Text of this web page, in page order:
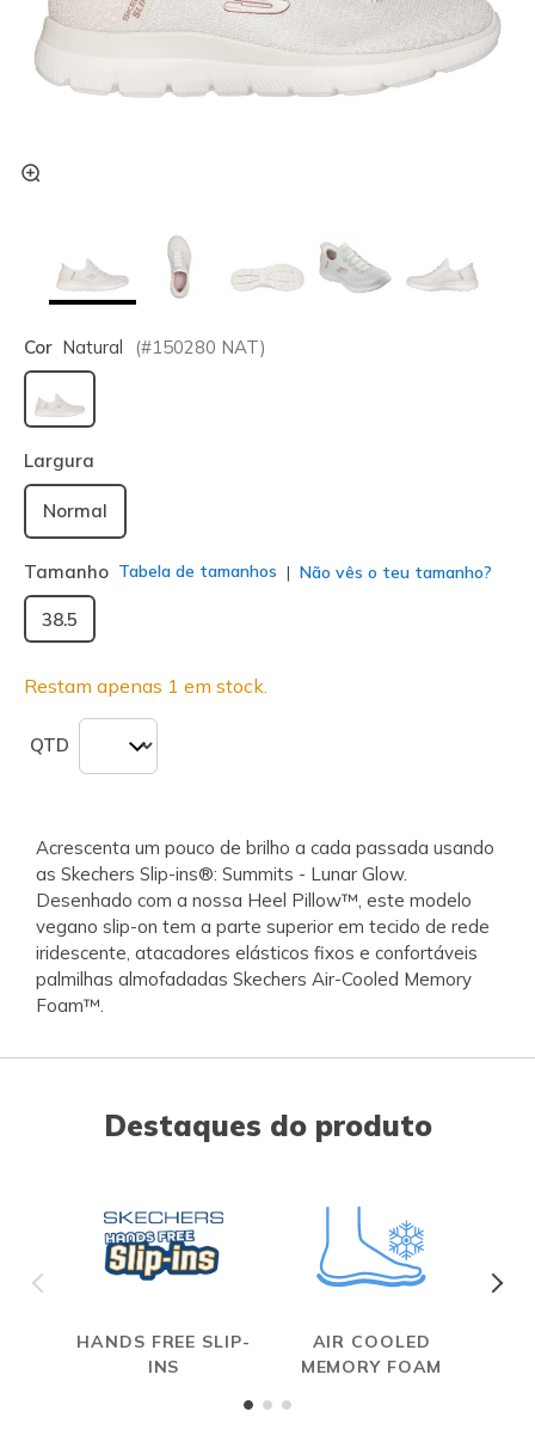
Cor Natural (#150280 NAT)
selecionado
Largura
Normal
Tamanho Tabela de tamanhos Não vês o teu tamanho?
38.5
Restam apenas 1 em stock.
QTD
Acrescenta um pouco de brilho a cada passada usando
as Skechers Slip-ins®: Summits - Lunar Glow.
Desenhado com a nossa Heel Pillow™, este modelo
vegano slip-on tem a parte superior em tecido de rede
iridescente, atacadores elásticos fixos e confortáveis
palmilhas almofadadas Skechers Air-Cooled Memory
Foam™.
Destaques do produto
HANDS FREE SLIP-
INS
AIR COOLED
MEMORY FOAM